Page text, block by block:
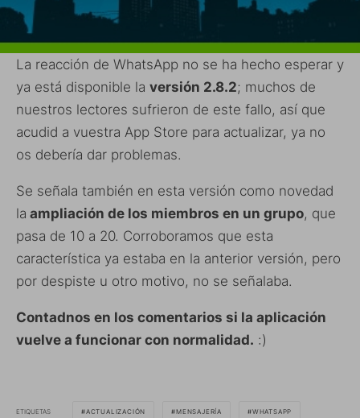
La reacción de WhatsApp no se ha hecho esperar y
ya está disponible la versión 2.8.2; muchos de
nuestros lectores sufrieron de este fallo, así que
acudid a vuestra App Store para actualizar, ya no
os debería dar problemas.
Se señala también en esta versión como novedad
la ampliación de los miembros en un grupo, que
pasa de 10 a 20. Corroboramos que esta
característica ya estaba en la anterior versión, pero
por despiste u otro motivo, no se señalaba.
Contadnos en los comentarios si la aplicación
vuelve a funcionar con normalidad. :)
ETIQUETAS ACTUALIZACIÓN MENSAJERÍA WHATSAPP